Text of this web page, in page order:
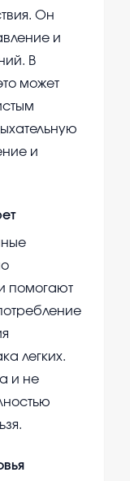
Он
и
В
может
и
помогают
легких.
и не